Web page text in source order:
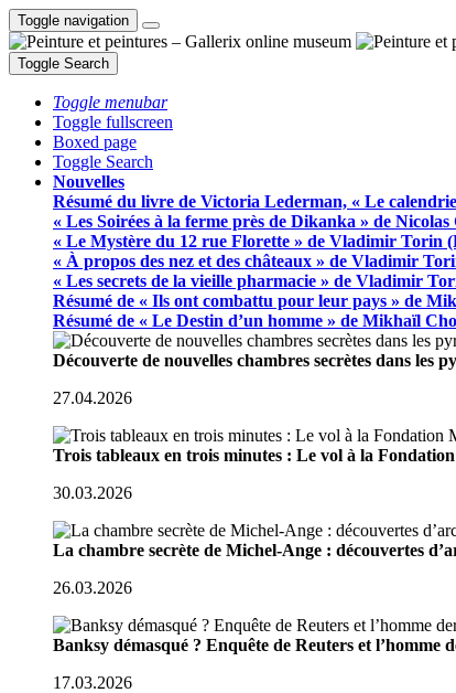
Toggle navigation
Toggle Search
Toggle menubar
Toggle fullscreen
Boxed page
Toggle Search
Nouvelles
Résumé du livre de Victoria Lederman, « Le
« Les Soirées à la ferme près de Dikanka » de Nicolas
« Le Mystère du 12 rue Florette » de Vladimir Torin
« À propos des nez et des châteaux » de Vladimir
« Les secrets de la vieille pharmacie » de Vladimir
Résumé de « Ils ont combattu pour leur pays » de
Résumé de « Le Destin d’un homme » de Mikhaïl
Découverte de nouvelles chambres secrètes dans les
27.04.2026
Trois tableaux en trois minutes : Le vol à la
30.03.2026
La chambre secrète de Michel-Ange : découvertes
26.03.2026
Banksy démasqué ? Enquête de Reuters et l’homme
17.03.2026